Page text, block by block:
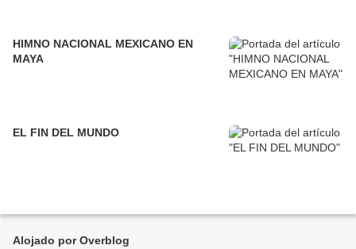
HIMNO NACIONAL MEXICANO EN
MAYA
EL FIN DEL MUNDO
Alojado por Overblog